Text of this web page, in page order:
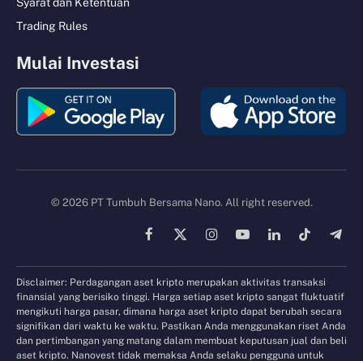
Syarat dan Ketentuan
Trading Rules
Mulai Investasi
© 2026 PT Tumbuh Bersama Nano. All right reserved.
Facebook
X
InstagramYouTubeLinkedInTikTok
Disclaimer: Perdagangan aset kripto merupakan aktivitas transaksi
finansial yang berisiko tinggi. Harga setiap aset kripto sangat fluktuatif
mengikuti harga pasar, dimana harga aset kripto dapat berubah secara
signifikan dari waktu ke waktu. Pastikan Anda menggunakan riset Anda
dan pertimbangan yang matang dalam membuat keputusan jual dan beli
aset kripto. Nanovest tidak memaksa Anda selaku pengguna untuk